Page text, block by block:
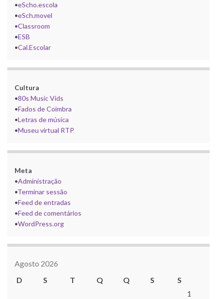
•eScho.escola
•eSch.movel
•Classroom
•ESB
•Cal.Escolar
Cultura
•80s Music Vids
•Fados de Coimbra
•Letras de música
•Museu virtual RTP
Meta
•Administração
•Terminar sessão
•Feed de entradas
•Feed de comentários
•WordPress.org
Agosto 2026
D
S T Q Q S
S
1